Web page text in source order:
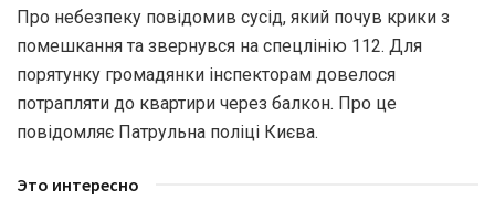
Про небезпеку повідомив сусід, який почув крики з
помешкання та звернувся на спецлінію 112. Для
порятунку громадянки інспекторам довелося
потрапляти до квартири через балкон. Про це
повідомляє Патрульна поліці Києва.
Это интересно